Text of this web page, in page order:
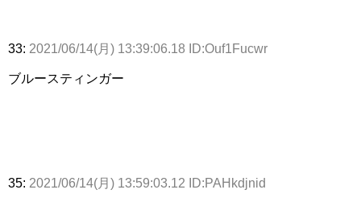
33: 2021/06/14(月) 13:39:06.18 ID:Ouf1Fucwr
ブルースティンガー
35: 2021/06/14(月) 13:59:03.12 ID:PAHkdjnid